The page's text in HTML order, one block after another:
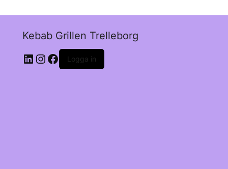
Kebab Grillen Trelleborg
Logga in